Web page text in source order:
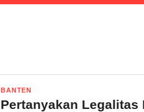
BANTEN
Pertanyakan Legalitas